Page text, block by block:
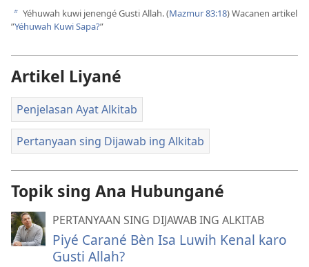
b Yéhuwah kuwi jenengé Gusti Allah. (Mazmur 83:18) Wacanen artikel
”Yéhuwah Kuwi Sapa?”
Artikel Liyané
Penjelasan Ayat Alkitab
Pertanyaan sing Dijawab ing Alkitab
Topik sing Ana Hubungané
PERTANYAAN SING DIJAWAB ING ALKITAB
Piyé Carané Bèn Isa Luwih Kenal karo
Gusti Allah?